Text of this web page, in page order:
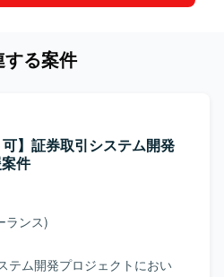
する案件
】証券取引システム開発
件
ランス)
テム開発プロジェクトにおい